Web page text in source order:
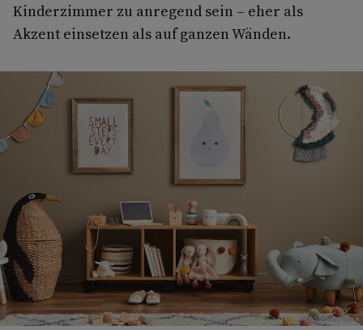
Kinderzimmer zu anregend sein – eher als
Akzent einsetzen als auf ganzen Wänden.
Foto: Adobe Stock